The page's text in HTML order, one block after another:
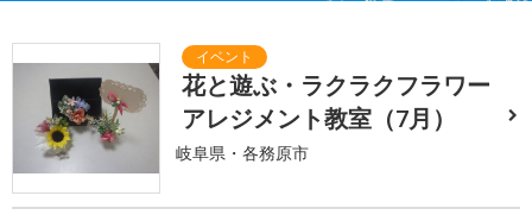
花と遊ぶ・ラクラクフラワー
アレジメント教室（7月）
岐阜県・各務原市